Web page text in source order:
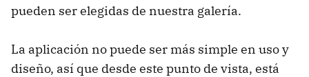
pueden ser elegidas de nuestra galería.
La aplicación no puede ser más simple en uso y
diseño, así que desde este punto de vista, está